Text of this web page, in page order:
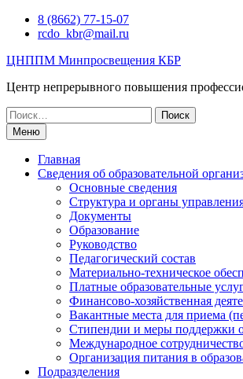
Перейти8 (8662) 77-15-07
rcdo_kbr@mail.ru
ЦНППМ Минпросвещения КБР
Центр непрерывного повышения
Искать:
Меню
Главная
Сведения об образовательной
Основные сведения
Структура и органы
Документы
Образование
Руководство
Педагогический состав
Материально-техническое
Платные образовательные
Финансово-хозяйственная
Вакантные места для приема
Стипендии и меры поддержки
Международное
Организация питания в
Подразделения